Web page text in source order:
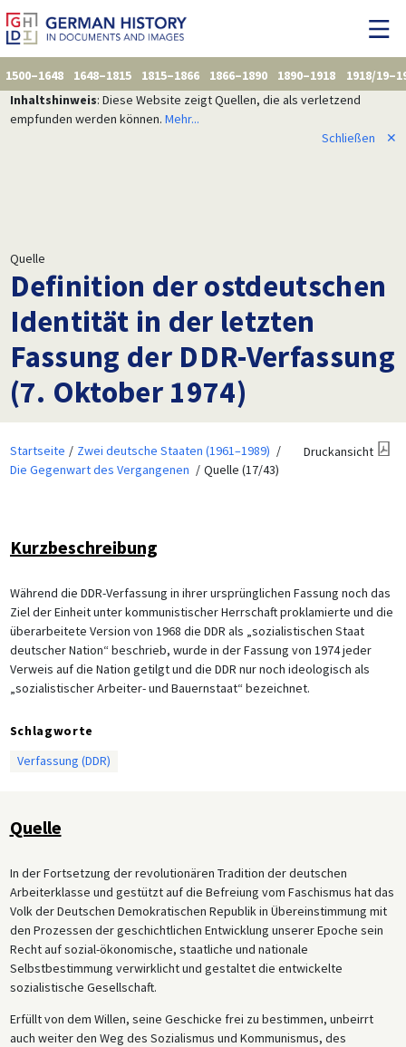
1500–1648 1648–1815 1815–1866 1866–1890 1890–1918
1918/
Inhaltshinweis: Diese Website zeigt Quellen, die als verletzend
empfunden werden können. Mehr...
Schließen
✕
Quelle
Definition der ostdeutschen
Identität in der letzten
Fassung der DDR-Verfassung
(7. Oktober 1974)
Startseite
Zwei deutsche Staaten (1961–1989)
Die Gegenwart des Vergangenen
Quelle (17/43)
Druckansicht
Kurzbeschreibung
Während die DDR-Verfassung in ihrer ursprünglichen Fassung noch das
Ziel der Einheit unter kommunistischer Herrschaft proklamierte und die
überarbeitete Version von 1968 die DDR als „sozialistischen Staat
deutscher Nation“ beschrieb, wurde in der Fassung von 1974 jeder
Verweis auf die Nation getilgt und die DDR nur noch ideologisch als
„sozialistischer Arbeiter- und Bauernstaat“ bezeichnet.
Schlagworte
Verfassung (DDR)
Quelle
In der Fortsetzung der revolutionären Tradition der deutschen
Arbeiterklasse und gestützt auf die Befreiung vom Faschismus hat das
Volk der Deutschen Demokratischen Republik in Übereinstimmung mit
den Prozessen der geschichtlichen Entwicklung unserer Epoche sein
Recht auf sozial-ökonomische, staatliche und nationale
Selbstbestimmung verwirklicht und gestaltet die entwickelte
sozialistische Gesellschaft.
Erfüllt von dem Willen, seine Geschicke frei zu bestimmen, unbeirrt
auch weiter den Weg des Sozialismus und Kommunismus, des